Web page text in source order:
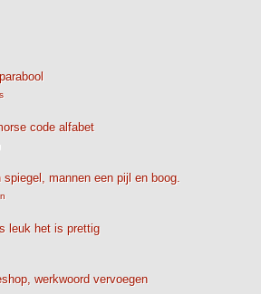
code alfabet
spiegel, mannen een pijl en boog.
leuk het is prettig
werkwoord vervoegen